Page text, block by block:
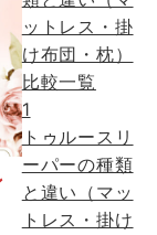
1
トゥルースリ
ーパーの種類
と違い（マッ
トレス・掛け